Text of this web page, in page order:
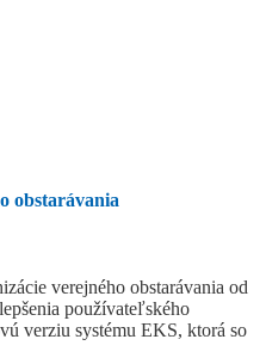
obstarávania
verejného obstarávania od
používateľského
verziu systému EKS, ktorá so